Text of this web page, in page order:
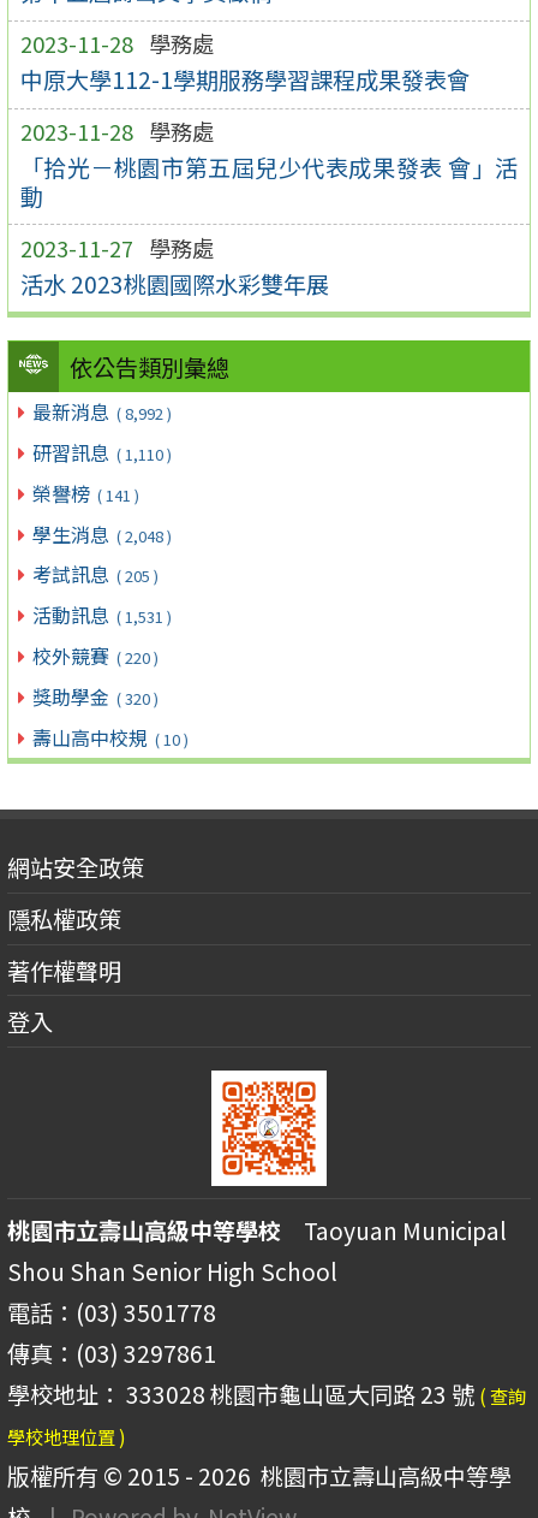
2023-11-28 學務處
中原大學112-1學期服務學習課程成果發表會
2023-11-28 學務處
「拾光－桃園市第五屆兒少代表成果發表 會」活
動
2023-11-27 學務處
活水 2023桃園國際水彩雙年展
依公告類別彙總
最新消息 ( 8,992 )
研習訊息 ( 1,110 )
榮譽榜 ( 141 )
學生消息 ( 2,048 )
考試訊息 ( 205 )
活動訊息 ( 1,531 )
校外競賽 ( 220 )
獎助學金 ( 320 )
壽山高中校規 ( 10 )
網站安全政策
隱私權政策
著作權聲明
登入
桃園市立壽山高級中等學校 Taoyuan Municipal
Shou Shan Senior High School
電話：(03) 3501778
傳真：(03) 3297861
學校地址： 333028 桃園市龜山區大同路 23 號 ( 查詢
學校地理位置 )
版權所有 © 2015 - 2026 桃園市立壽山高級中等學